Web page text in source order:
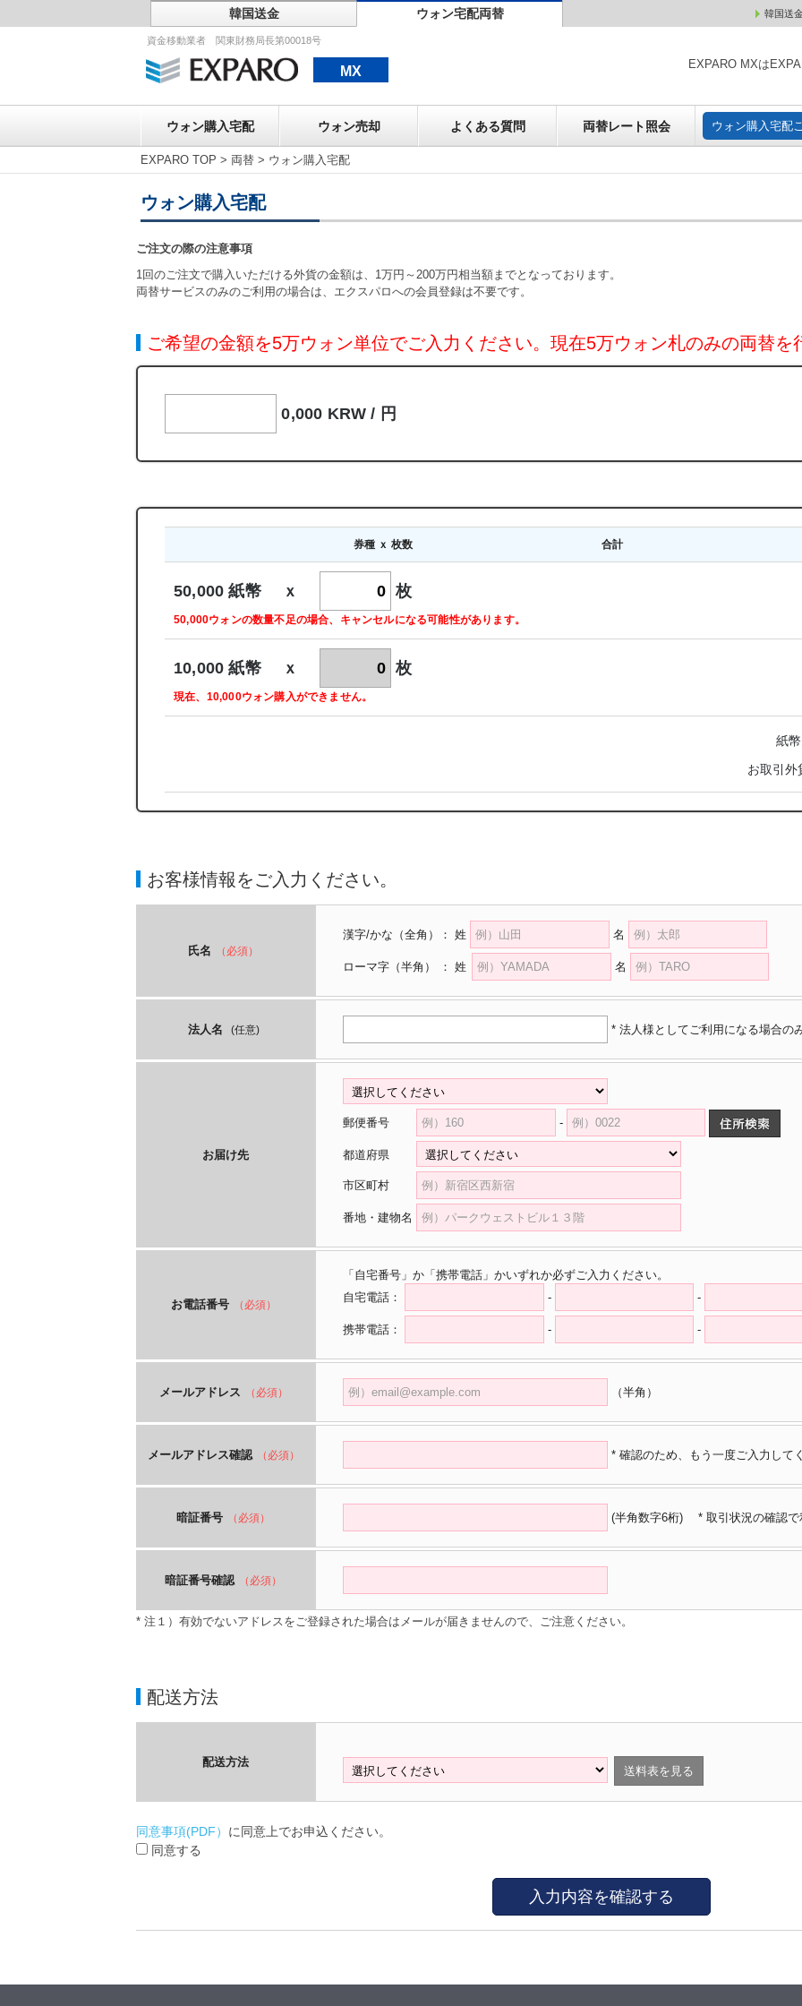
韓国送金 ウォン宅配両替 韓国送
資金移動業者 関東財務局長第00018号
MX EXPARO MXは
ウォン購入宅配 ウォン売却 よくある質問 両替レート照会 ウォン購入宅配
ウォン売却 ウォン購
EXPARO TOP > 両替 > ウォン購入宅配
ウォン購入宅配
ご注文の際の注意事項
1回のご注文で購入いただける外貨の金額は、1万円～200万円相当額までとなっております。
両替サービスのみのご利用の場合は、エクスパロへの会員登録は不要です。
ご希望の金額を5万ウォン単位でご入力ください。現在5万ウォン札のみの両替を
0,000 KRW / 円
券種 ｘ 枚数 合計
50,000 紙幣 ｘ 枚
50,000ウォンの数量不足の場合、キャンセルになる可能性があります。
10,000 紙幣 ｘ 枚
現在、10,000ウォン購入ができません。
紙
お取引外
お客様情報をご入力ください。
氏名 （必須）
漢字/かな （全角） ： 姓 名
ローマ字 （半角） ： 姓 名
法人名 (任意) * 法人様としてご利用になる場合の
お届け先
郵便番号 -
都道府県
市区町村
番地・建物名
お電話番号 （必須）
「自宅番号」か「携帯電話」かいずれか必ずご入力ください。
自宅電話：
- -
携帯電話： - -
メールアドレス （必須） （半角）
メールアドレス確認 （必須） * 確認のため、もう一度ご入力して
暗証番号 （必須） (半角数字6桁) * 取引状況の確認で
暗証番号確認 （必須）
* 注１）有効でないアドレスをご登録された場合はメールが届きませんので、ご注意ください。
配送方法
配送方法
送料表を見る
同意事項(PDF） に同意上でお申込ください。
同意する
入力内容を確認する